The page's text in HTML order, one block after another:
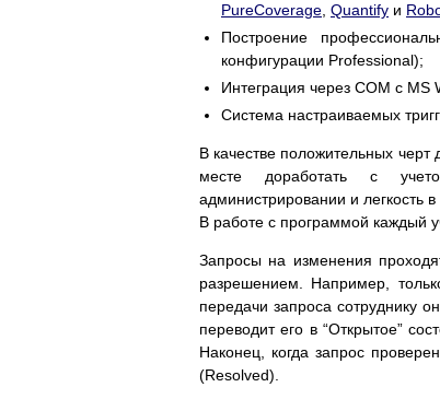
PureCoverage Quantify и
Построение
конфигурации Professional);
Интеграция через COM с MS
Система настраиваемых
В качестве положительных черт
месте доработать с
администрировании и легкость в
В работе с программой каждый
Запросы на изменения
разрешением. Например,
передачи запроса сотруднику
переводит его в “Открытое”
Наконец, когда запрос
(Resolved).